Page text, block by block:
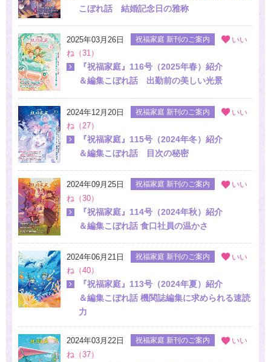
こぼれ話 結婚記念日の雅称
2025年03月26日 祝福家庭 新刊のご案内
いい
ね（31）
『祝福家庭』116号（2025年春）紹介
＆編集こぼれ話 出勤前の美しい光景
2024年12月20日 祝福家庭 新刊のご案内
いい
ね（27）
『祝福家庭』115号（2024年冬）紹介
＆編集こぼれ話 目次の秘密
2024年09月25日 祝福家庭 新刊のご案内
いい
ね（30）
『祝福家庭』114号（2024年秋）紹介
＆編集こぼれ話 食口社員の温かさ
2024年06月21日 祝福家庭 新刊のご案内
いい
ね（40）
『祝福家庭』113号（2024年夏）紹介
＆編集こぼれ話 機関誌編集に求められる速読
力
2024年03月22日 祝福家庭 新刊のご案内
いい
ね（37）